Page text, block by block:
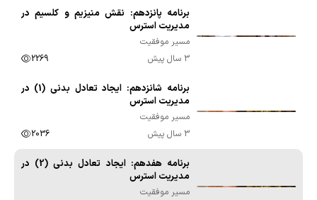
برنامه پانزدهم: نقش منیزیم و کلسیم در
مدیریت استرس
مسیر موفقیت
3 سال پیش
2269
برنامه شانزدهم: ایجاد تعادل بدنی (1) در
مدیریت استرس
مسیر موفقیت
3 سال پیش
2036
برنامه هفدهم: ایجاد تعادل بدنی (2) در
مدیریت استرس
مسیر موفقیت